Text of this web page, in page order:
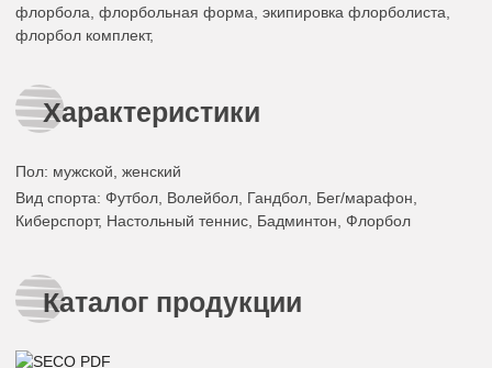
флорбола, флорбольная форма, экипировка флорболиста,
флорбол комплект,
Характеристики
Пол: мужской, женский
Вид спорта: Футбол, Волейбол, Гандбол, Бег/марафон,
Киберспорт, Настольный теннис, Бадминтон, Флорбол
Каталог продукции